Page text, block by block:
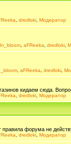
dredloki Модератор
In_bloom aFReeka dredloki
aFReeka dredloki
кидаем сюда.
dredloki Модератор
правила форума не
dredloki Модератор